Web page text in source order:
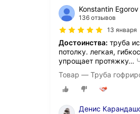
Konstantin Egorov
136 отзывов
13 января
Достоинства: труба
потолку. легкая,
упрощает протяжку…
Товар — Труба
Денис